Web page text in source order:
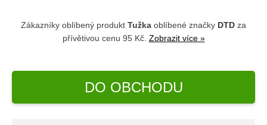
Zákazníky oblíbený produkt Tužka oblíbené značky DTD za
přívětivou cenu 95 Kč. Zobrazit více »
DO OBCHODU